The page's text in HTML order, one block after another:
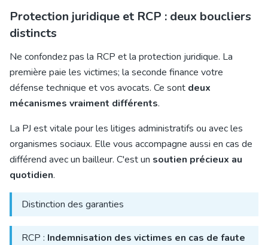
Protection juridique et RCP : deux boucliers
distincts
Ne confondez pas la RCP et la protection juridique. La
première paie les victimes; la seconde finance votre
défense technique et vos avocats. Ce sont deux
mécanismes vraiment différents.
La PJ est vitale pour les litiges administratifs ou avec les
organismes sociaux. Elle vous accompagne aussi en cas de
différend avec un bailleur. C'est un soutien précieux au
quotidien.
Distinction des garanties
RCP : Indemnisation des victimes en cas de faute